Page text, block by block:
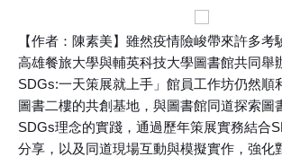
【作者：陳素美】雖然疫情險峻帶來許多考
高雄餐旅大學與輔英科技大學圖書館共同舉
SDGs:一天策展就上手」館員工作坊仍然順
圖書二樓的共創基地，與圖書館同道探索圖
SDGs理念的實踐，通過歷年策展實務結合
分享，以及同道現場互動與模擬實作，強化